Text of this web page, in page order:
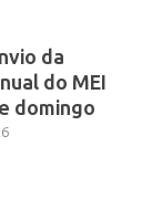
da
do MEI
domingo